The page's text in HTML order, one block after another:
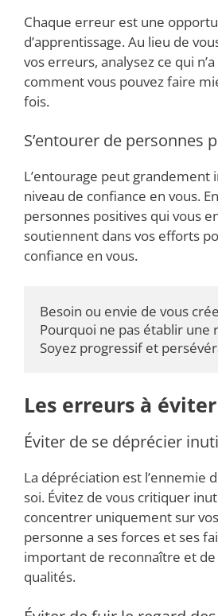
Chaque erreur est une
d’apprentissage. Au lieu de
vos erreurs, analysez ce qui
comment vous pouvez faire
fois.
S’entourer de personnes
L’entourage peut grandement
niveau de confiance en vous.
personnes positives qui vous
soutiennent dans vos efforts
confiance en vous.
Besoin ou envie de vous
Pourquoi ne pas établir une
Soyez progressif et
Les erreurs à éviter
Éviter de se déprécier
La dépréciation est l’ennemie
soi. Évitez de vous critiquer
concentrer uniquement sur
personne a ses forces et ses
important de reconnaître et de
qualités.